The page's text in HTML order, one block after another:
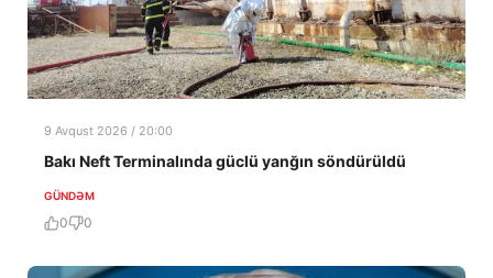
9 Avqust 2026 / 20:00
Bakı Neft Terminalında güclü yanğın söndürüldü
GÜNDƏM
0 0